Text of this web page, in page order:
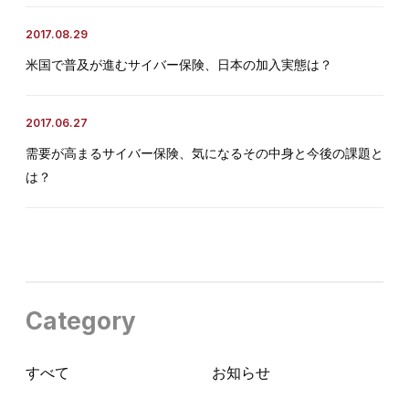
2017.08.29
米国で普及が進むサイバー保険、日本の加入実態は？
2017.06.27
需要が高まるサイバー保険、気になるその中身と今後の課題と
は？
Category
すべて お知らせ